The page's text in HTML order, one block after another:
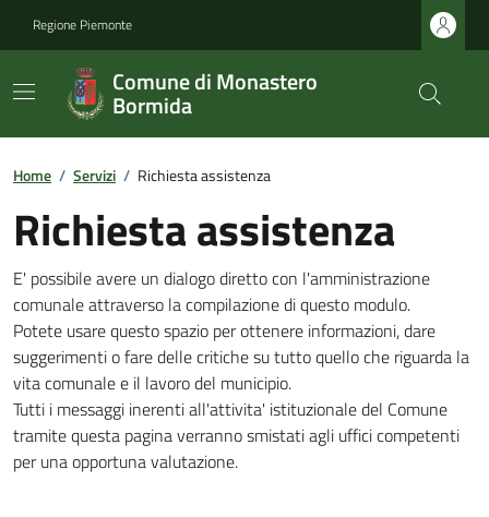
Regione Piemonte
Comune di Monastero
Bormida
Home / Servizi / Richiesta assistenza
Richiesta assistenza
E' possibile avere un dialogo diretto con l'amministrazione
comunale attraverso la compilazione di questo modulo.
Potete usare questo spazio per ottenere informazioni, dare
suggerimenti o fare delle critiche su tutto quello che riguarda la
vita comunale e il lavoro del municipio.
Tutti i messaggi inerenti all'attivita' istituzionale del Comune
tramite questa pagina verranno smistati agli uffici competenti
per una opportuna valutazione.